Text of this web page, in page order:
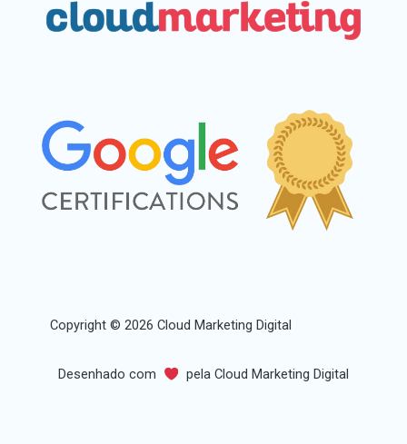
Copyright © 2026 Cloud Marketing Digital
Desenhado com
pela Cloud Marketing Digital